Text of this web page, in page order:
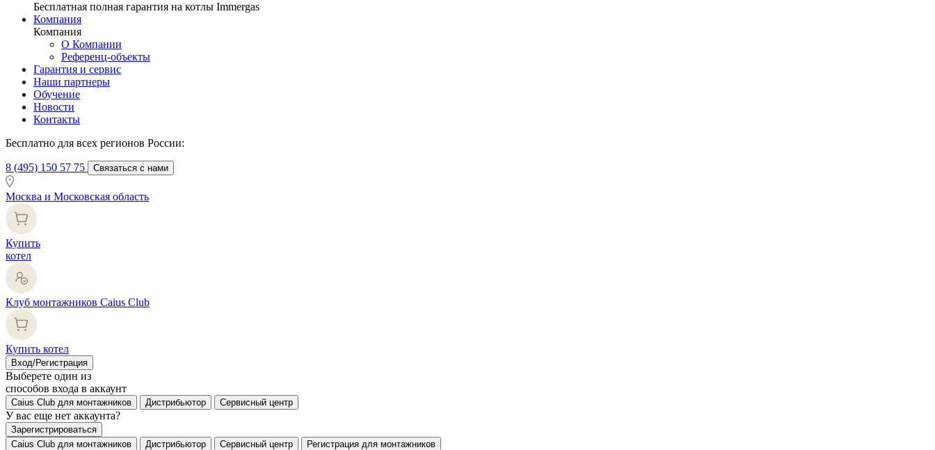
Бесплатная полная гарантия на котлы Immergas
Компания
Компания
О Компании
Референц-объекты
Гарантия и сервис
Наши партнеры
Обучение
Новости
Контакты
Бесплатно для всех регионов России:
8 (495) 150 57 75 Связаться с нами
Москва и Московская область
Купить
котел
Клуб монтажников Caius Club
Купить котел
Вход/Регистрация
Выберете один из
способов входа в аккаунт
Caius Club для монтажников Дистрибьютор Сервисный центр
У вас еще нет аккаунта?
Зарегистрироваться
Caius Club для монтажников
Дистрибьютор Сервисный центр Регистрация для монтажников